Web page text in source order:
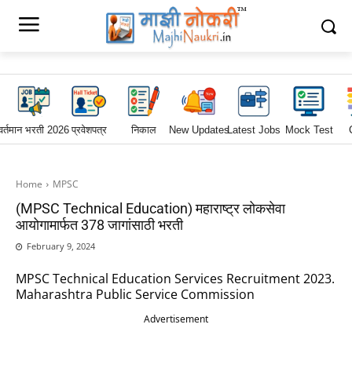
भरती 2026प्रवेशपत्र निकाल New UpdatesLatest Jobs Mock Test
Home MPSC
(MPSC Technical Education) महाराष्ट्र लोकसेवा
आयोगामार्फत 378 जागांसाठी भरती
February 9, 2024
MPSC Technical Education Services Recruitment 2023.
Maharashtra Public Service Commission
Advertisement